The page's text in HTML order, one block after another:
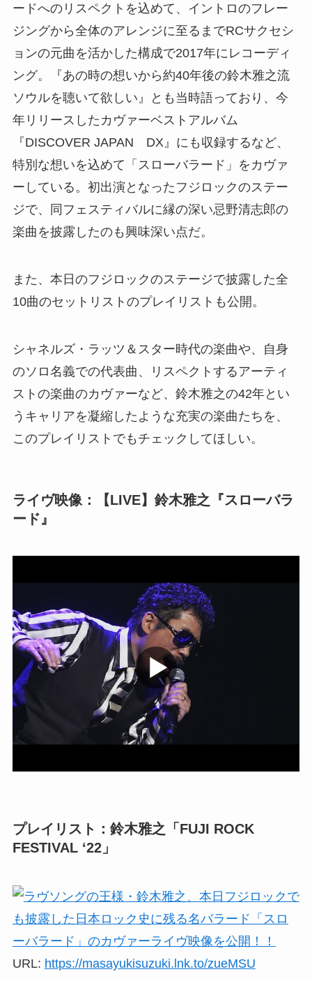
ードへのリスペクトを込めて、イントロのフレー
ジングから全体のアレンジに至るまでRCサクセシ
ョンの元曲を活かした構成で2017年にレコーディ
ング。『あの時の想いから約40年後の鈴木雅之流
ソウルを聴いて欲しい』とも当時語っており、今
年リリースしたカヴァーベストアルバム
『DISCOVER JAPAN DX』にも収録するなど、
特別な想いを込めて「スローバラード」をカヴァ
ーしている。初出演となったフジロックのステー
ジで、同フェスティバルに縁の深い忌野清志郎の
楽曲を披露したのも興味深い点だ。
また、本日のフジロックのステージで披露した全
10曲のセットリストのプレイリストも公開。
シャネルズ・ラッツ＆スター時代の楽曲や、自身
のソロ名義での代表曲、リスペクトするアーティ
ストの楽曲のカヴァーなど、鈴木雅之の42年とい
うキャリアを凝縮したような充実の楽曲たちを、
このプレイリストでもチェックしてほしい。
ライヴ映像：【LIVE】鈴木雅之『スローバラ
ード』
プレイリスト：鈴木雅之「FUJI ROCK
FESTIVAL ‘22」
URL: https://masayukisuzuki.lnk.to/zueMSU